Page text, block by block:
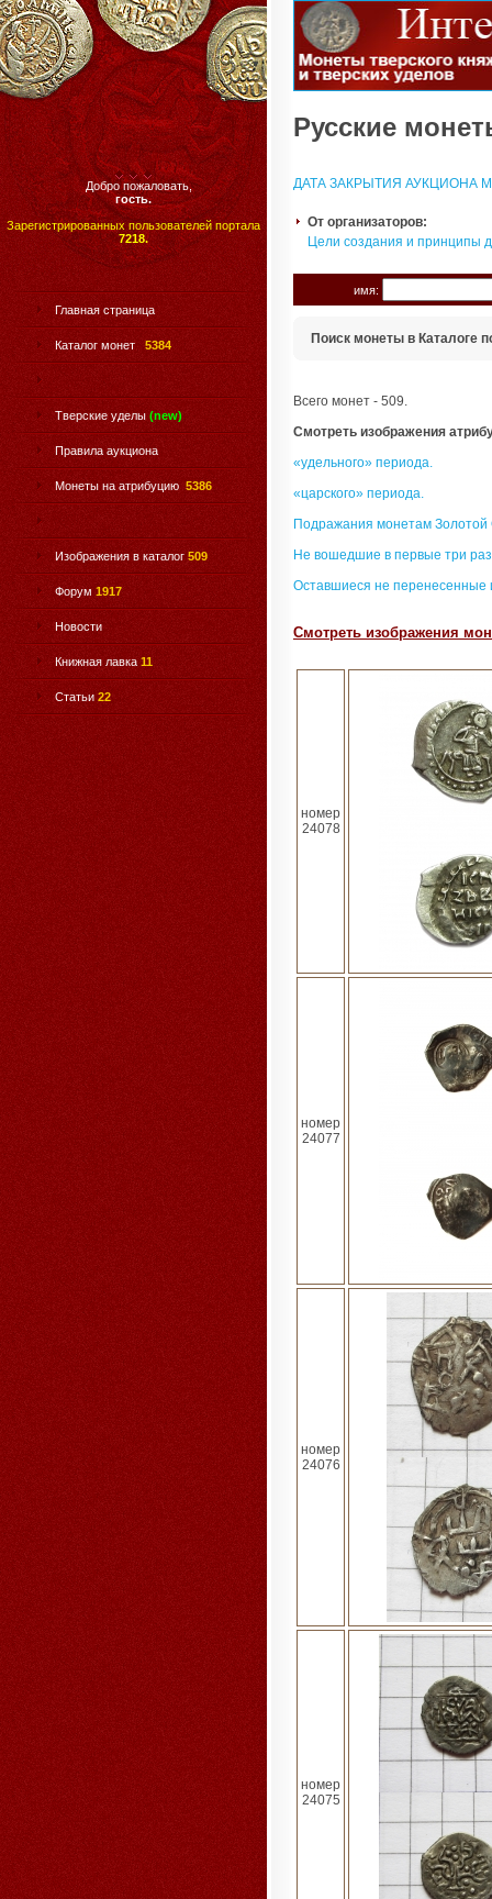
Добро пожаловать,
гость.
Зарегистрированных пользователей портала
7218.
Главная страница
Каталог монет 5384
Тверские уделы (new)
Правила аукциона
Монеты на атрибуцию 5386
Изображения в каталог 509
Форум 1917
Новости
Книжная лавка 11
Статьи 22
Русские
ДАТА ЗАКРЫТИЯ АУКЦИОНА
От организаторов:
Цели создания и принципы
имя:
Поиск монеты в Каталоге
Всего монет - 509.
Смотреть изображения
«удельного» периода.
«царского» периода.
Подражания монетам
Не вошедшие в первые три
Оставшиеся не перенесенные
Смотреть изображения
номер
24078
номер
24077
номер
24076
номер
24075